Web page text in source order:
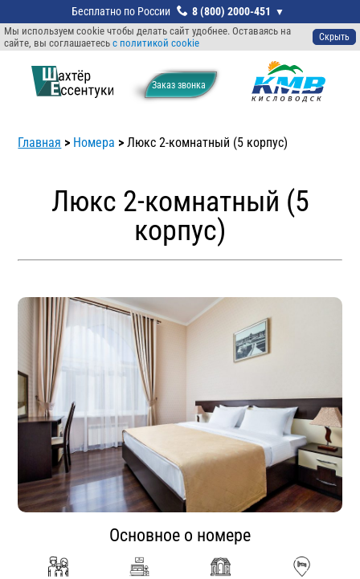
Мы используем cookie чтобы делать сайт удобнее. Оставаясь на
сайте, вы соглашаетесь с политикой cookie Скрыть
Заказ звонкa
8 (800) 2000-451
Главная > Номера >Люкс 2-комнатный (5 корпус)
Люкс 2-комнатный (5
корпус)
Основное о номере